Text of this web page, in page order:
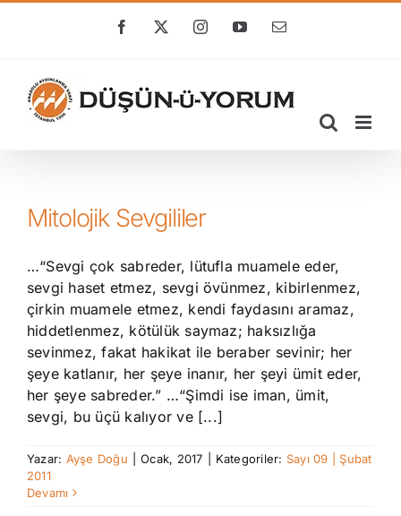
Facebook
X InstagramYouTube
E-
Mitolojik Sevgililer
…“Sevgi çok sabreder, lütufla muamele eder,
sevgi haset etmez, sevgi övünmez, kibirlenmez,
çirkin muamele etmez, kendi faydasını aramaz,
hiddetlenmez, kötülük saymaz; haksızlığa
sevinmez, fakat hakikat ile beraber sevinir; her
şeye katlanır, her şeye inanır, her şeyi ümit eder,
her şeye sabreder.” …“Şimdi ise iman, ümit,
sevgi, bu üçü kalıyor ve [...]
Yazar: Ayşe Doğu Ocak, 2017 Kategoriler: Sayı 09 | Şubat
2011
Devamı